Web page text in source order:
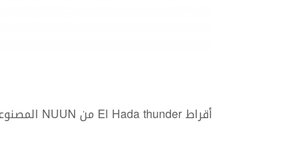
أقراط El Hada thunder من NUUN المصنوعة من الذهب الأصفر مع حجرين من المورغنيت